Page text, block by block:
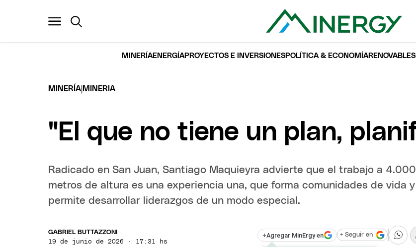
MINERÍAENERGÍAPROYECTOS E INVERSIONESPOLÍTICA & ECONOMÍARENOVABLES
MINERÍA MINERIA
"El que no tiene un plan,
Radicado en San Juan, Santiago Maquieyra advierte que el trabajo a 4.000
metros de altura es una experiencia una, que forma comunidades de vida y
permite desarrollar liderazgos de un modo especial.
GABRIEL BUTTAZZONI
19 de junio de 2026 · 17:31 hs
+Agregar MinErgy en + Seguir en